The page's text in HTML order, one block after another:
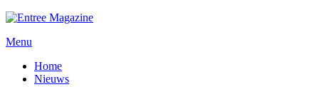
Menu
Home
Nieuws